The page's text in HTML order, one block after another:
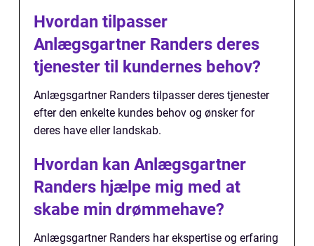
Hvordan tilpasser
Anlægsgartner Randers deres
tjenester til kundernes behov?
Anlægsgartner Randers tilpasser deres tjenester
efter den enkelte kundes behov og ønsker for
deres have eller landskab.
Hvordan kan Anlægsgartner
Randers hjælpe mig med at
skabe min drømmehave?
Anlægsgartner Randers har ekspertise og erfaring